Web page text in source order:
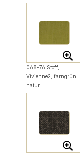
068-76 Stoff,
Vivienne2, farngrün
natur